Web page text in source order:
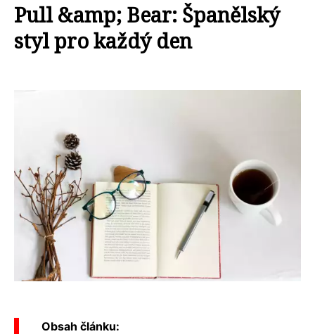
Pull &amp; Bear: Španělský
styl pro každý den
Obsah článku: